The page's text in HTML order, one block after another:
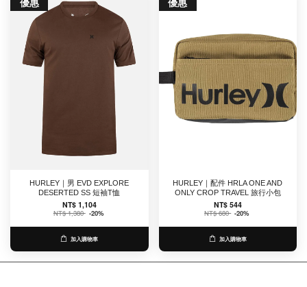
HURLEY｜男 EVD EXPLORE
DESERTED SS 短袖T恤
NT$ 1,104
NT$ 1,380 -20%
加入購物車
HURLEY｜配件 HRLA ONE AND
ONLY CROP TRAVEL 旅行小包
NT$ 544
NT$ 680 -20%
加入購物車